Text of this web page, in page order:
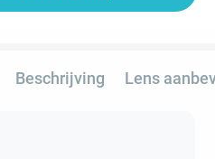
Beschrijving Lens